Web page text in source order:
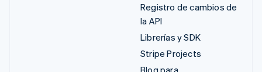
Registro de cambios de
la API
Librerías y SDK
Stripe Projects